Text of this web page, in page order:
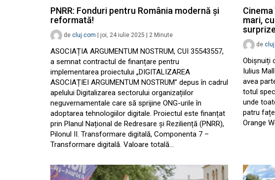
PNRR: Fonduri pentru România modernă și
reformată!
de cluj.com joi, 24 iulie 2025 2 Minute
ASOCIAȚIA ARGUMENTUM NOSTRUM, CUI 35543557,
a semnat contractul de finanțare pentru
implementarea proiectului „DIGITALIZAREA
ASOCIAȚIEI ARGUMENTUM NOSTRUM” depus în cadrul
apelului Digitalizarea sectorului organizațiilor
neguvernamentale care să sprijine ONG-urile în
adoptarea tehnologiilor digitale. Proiectul este finanțat
prin Planul Național de Redresare și Reziliență (PNRR),
Pilonul II. Transformare digitală, Componenta 7 –
Transformare digitală. Valoare totală…
mari,
de
Obișnuiți
Iulius
avea
totul
unde
patru
Orange